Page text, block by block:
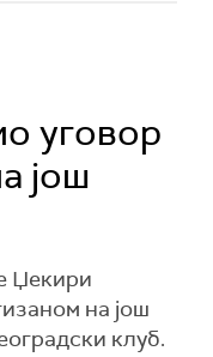
уговор
још
Џекири
на још
клуб.